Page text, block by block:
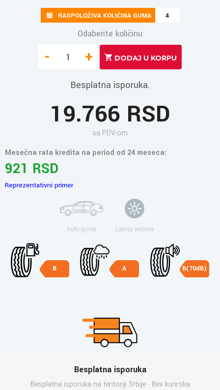
RASPOLOŽIVA KOLIČINA GUMA 4
Odaberite količinu
- +
Besplatna isporuka.
19.766 RSD
sa PDV-om
Mesečna rata kredita na period od 24 meseca:
921 RSD
Reprezentativni primer
Auto gume Letnja sezona
B A B(70dB)
Besplatna isporuka
Besplatna isporuka na teritoriji Srbije - Bex kurirska